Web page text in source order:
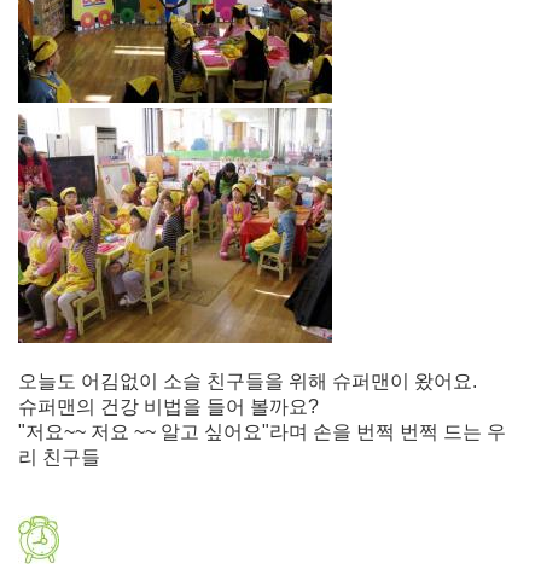
오늘도 어김없이 소슬 친구들을 위해 슈퍼맨이 왔어요.
슈퍼맨의 건강 비법을 들어 볼까요?
"저요~~ 저요 ~~ 알고 싶어요"라며 손을 번쩍 번쩍 드는 우
리 친구들